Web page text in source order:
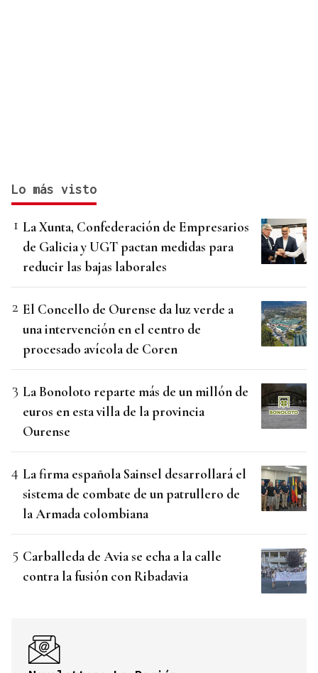
Lo más visto
La Xunta, Confederación de Empresarios
de Galicia y UGT pactan medidas para
reducir las bajas laborales
El Concello de Ourense da luz verde a
una intervención en el centro de
procesado avícola de Coren
La Bonoloto reparte más de un millón de
euros en esta villa de la provincia
Ourense
La firma española Sainsel desarrollará el
sistema de combate de un patrullero de
la Armada colombiana
Carballeda de Avia se echa a la calle
contra la fusión con Ribadavia